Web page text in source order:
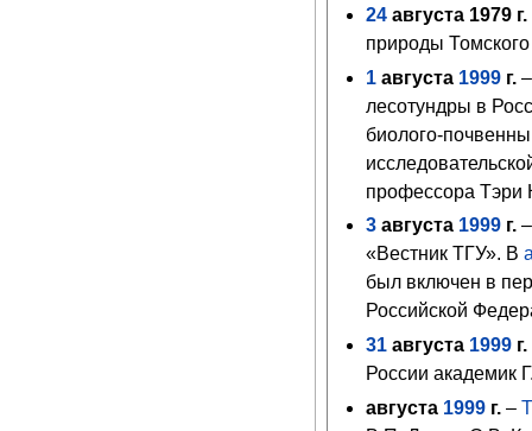
24 августа 1979 г.
природы
1 августа 1999 г.
лесотундры в
биолого-
профессораТэри
3 августа 1999 г.
«Вестник ТГУ». В
был включен в
Российской
31 августа 1999 г.
России академик
августа 1999 г. –